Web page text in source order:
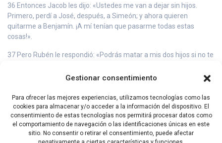
Gestionar consentimiento
Para ofrecer las mejores experiencias, utilizamos tecnologías como las
cookies para almacenar y/o acceder a la información del dispositivo. El
consentimiento de estas tecnologías nos permitirá procesar datos como
el comportamiento de navegación o las identificaciones únicas en este
sitio. No consentir o retirar el consentimiento, puede afectar
36 Entonces Jacob les dijo: «Ustedes me van a dejar sin hijos.
Primero, perdí a José, después, a Simeón; y ahora quieren
quitarme a Benjamín. ¡A mí tenían que pasarme todas estas
cosas!».
37 Pero Rubén le respondió: «Podrás matar a mis dos hijos si no te
38 Jacob insistió: «Mi hijo no irá con ustedes, porque su hermano
ya murió y ahora queda él solo. Si le sucede una desgracia durante
el viaje que van a realizar, ustedes me harán bajar a la tumba lleno
de aflicción».